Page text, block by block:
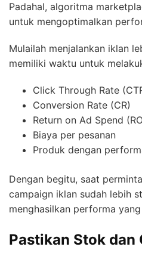
Padahal, algoritma
untuk mengoptimalkan
Mulailah menjalankan iklan
memiliki waktu untuk
Click Through Rate
Conversion Rate (CR)
Return on Ad Spend
Biaya per pesanan
Produk dengan
Dengan begitu, saat
campaign iklan sudah lebih
menghasilkan performa
Pastikan Stok dan